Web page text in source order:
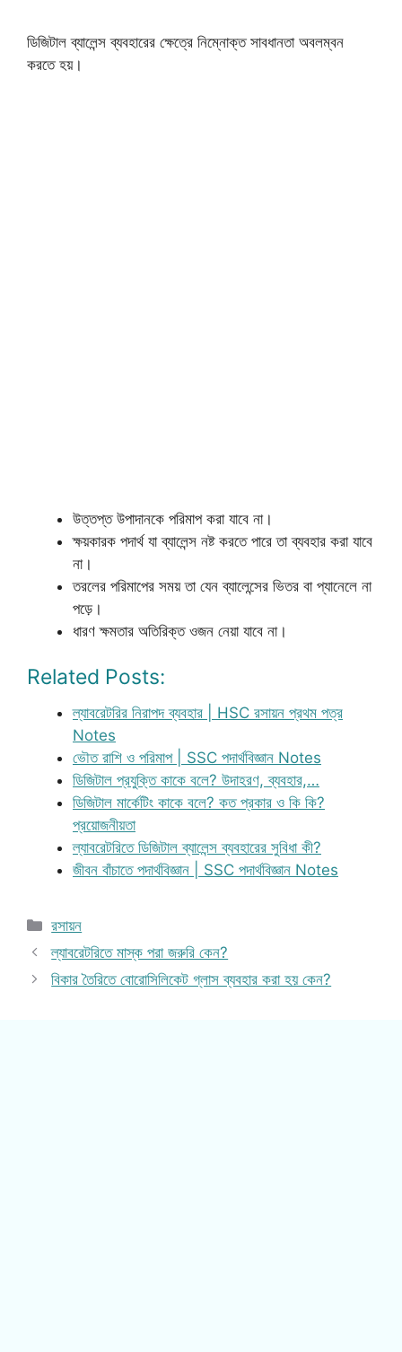
ডিজিটাল ব্যালেন্স ব্যবহারের ক্ষেত্রে নিম্নোক্ত সাবধানতা অবলম্বন
করতে হয়।
উত্তপ্ত উপাদানকে পরিমাপ করা যাবে না।
ক্ষয়কারক পদার্থ যা ব্যালেন্স নষ্ট করতে পারে তা ব্যবহার করা যাবে
না।
তরলের পরিমাপের সময় তা যেন ব্যালেন্সের ভিতর বা প্যানেলে না
পড়ে।
ধারণ ক্ষমতার অতিরিক্ত ওজন নেয়া যাবে না।
Related Posts:
ল্যাবরেটরির নিরাপদ ব্যবহার | HSC রসায়ন প্রথম পত্র
Notes
ভৌত রাশি ও পরিমাপ | SSC পদার্থবিজ্ঞান Notes
ডিজিটাল প্রযুক্তি কাকে বলে? উদাহরণ, ব্যবহার,…
ডিজিটাল মার্কেটিং কাকে বলে? কত প্রকার ও কি কি?
প্রয়োজনীয়তা
ল্যাবরেটরিতে ডিজিটাল ব্যালেন্স ব্যবহারের সুবিধা কী?
জীবন বাঁচাতে পদার্থবিজ্ঞান | SSC পদার্থবিজ্ঞান Notes
Categories
রসায়ন
ল্যাবরেটরিতে মাস্ক পরা জরুরি কেন?
বিকার তৈরিতে বোরোসিলিকেট গ্লাস ব্যবহার করা হয় কেন?